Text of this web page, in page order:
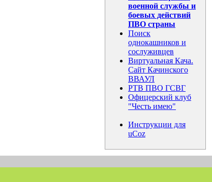
военной службы и
боевых действий
ПВО страны
Поиск
однокашников и
сослуживцев
Виртуальная Кача.
Сайт Качинского
ВВАУЛ
РТВ ПВО ГСВГ
Офицерский клуб
"Честь имею"
Инструкции для
uCoz